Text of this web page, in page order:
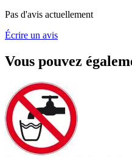
Pas d'avis actuellement
Écrire un avis
Vous pouvez